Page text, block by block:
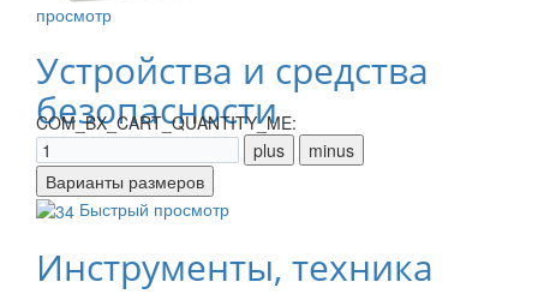
просмотр
Устройства и средства
безопасности
COM_BX_CART_QUANTITY_ME:
Быстрый просмотр
Инструменты, техника